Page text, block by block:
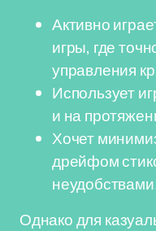
Активно
игры, где
управления
Использует
и на
Хочет
дрейфом
Однако для